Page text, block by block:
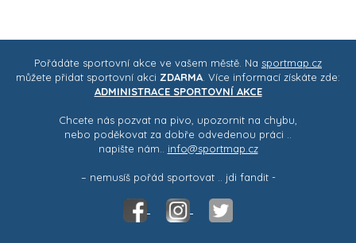
Pořádáte sportovní akce ve vašem městě. Na sportmap.cz
můžete přidat sportovní akci ZDARMA . Více informací získáte zde:
ADMINISTRACE SPORTOVNÍ AKCE
Chcete nás pozvat na pivo, upozornit na chybu,
nebo poděkovat za dobře odvedenou práci ..
napište nám.. info@sportmap.cz
– nemusíš pořád sportovat .. jdi fandit -